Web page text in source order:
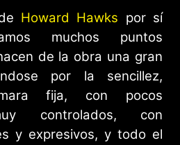
Howard Hawks por sí
muchos puntos
de la obra una gran
por la sencillez,
fija, con pocos
controlados, con
y expresivos, y todo el